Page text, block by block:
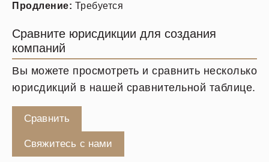
Продление: Требуется
Сравните юрисдикции для создания
компаний
Вы можете просмотреть и сравнить несколько
юрисдикций в нашей сравнительной таблице.
Сравнить
Свяжитесь с нами